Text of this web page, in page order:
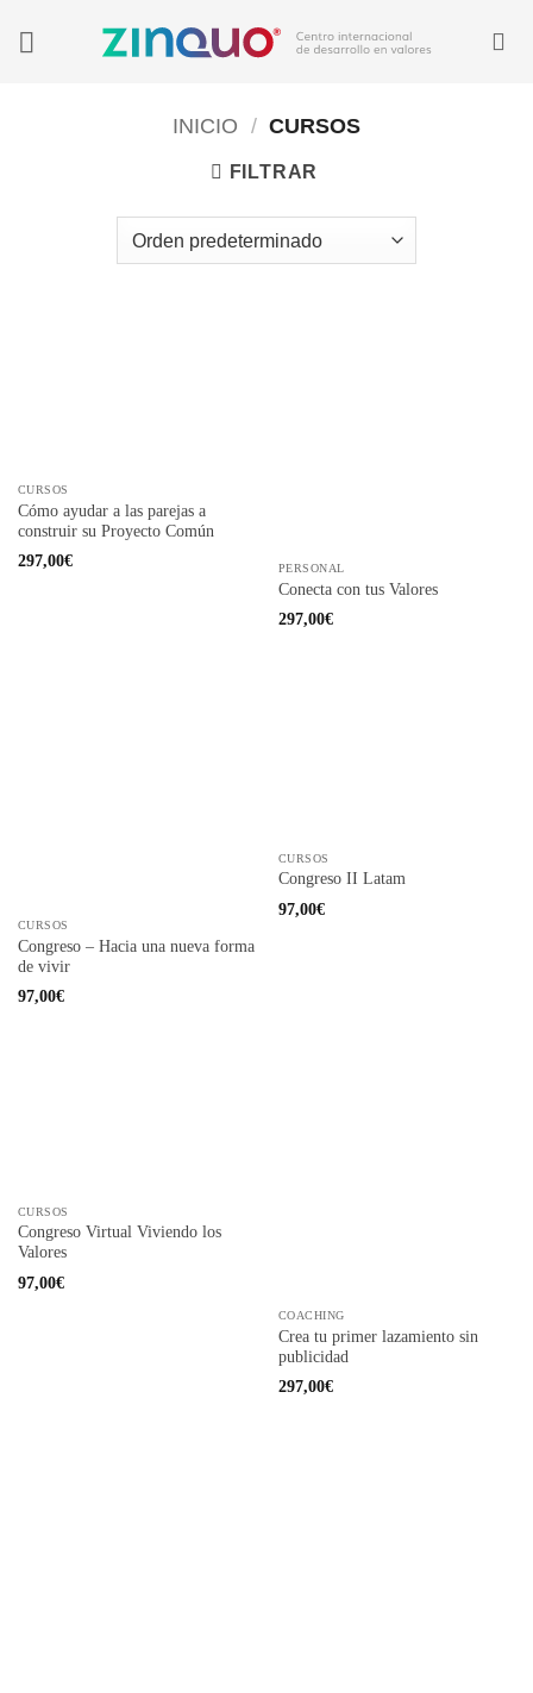
INICIO / CURSOS
FILTRAR
CURSOS
Cómo ayudar a las parejas a
construir su Proyecto Común
297,00€ PERSONAL
Conecta con tus Valores
297,00€
CURSOS
Congreso – Hacia una nueva forma
de vivir
97,00€
CURSOS
Congreso II Latam
97,00€
CURSOS
Congreso Virtual Viviendo los
Valores
97,00€
COACHING
Crea tu primer lazamiento sin
publicidad
297,00€